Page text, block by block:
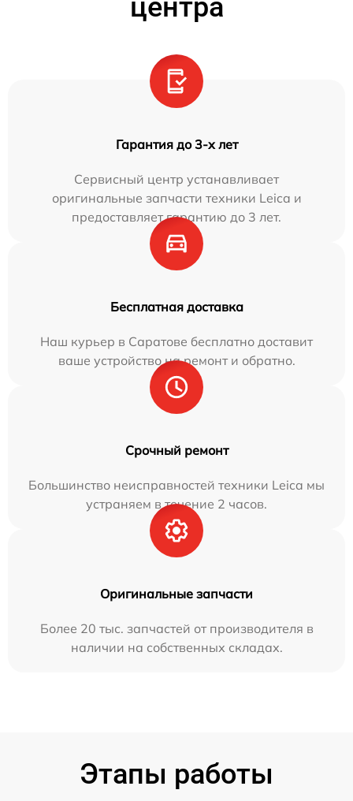
центра
Гарантия до 3-х лет
Сервисный центр устанавливает
оригинальные запчасти техники Leica и
предоставляет гарантию до 3 лет.
Бесплатная доставка
Наш курьер в Саратове бесплатно доставит
ваше устройство на ремонт и обратно.
Срочный ремонт
Большинство неисправностей техники Leica мы
устраняем в течение 2 часов.
Оригинальные запчасти
Более 20 тыс. запчастей от производителя в
наличии на собственных складах.
Этапы работы